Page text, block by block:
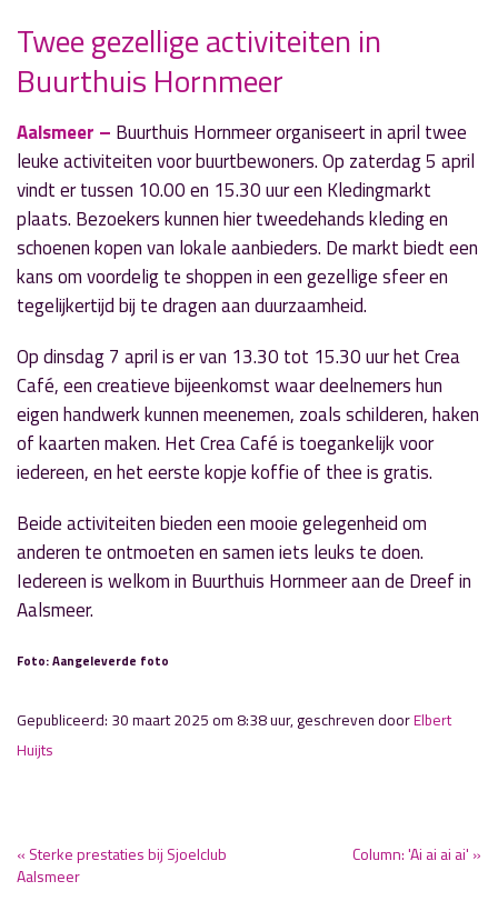
« Vorig nieuwsbericht
Sterke prestaties bij Sjoelclub Aalsmeer
30 maart 2025
» Volgend nieuwsbericht
Column: 'Ai ai ai ai'
30 maart 2025
Twee gezellige activiteiten in
Buurthuis Hornmeer
Aalsmeer – Buurthuis Hornmeer organiseert in april twee
leuke activiteiten voor buurtbewoners. Op zaterdag 5 april
vindt er tussen 10.00 en 15.30 uur een Kledingmarkt
plaats. Bezoekers kunnen hier tweedehands kleding en
schoenen kopen van lokale aanbieders. De markt biedt een
kans om voordelig te shoppen in een gezellige sfeer en
tegelijkertijd bij te dragen aan duurzaamheid.
Op dinsdag 7 april is er van 13.30 tot 15.30 uur het Crea
Café, een creatieve bijeenkomst waar deelnemers hun
eigen handwerk kunnen meenemen, zoals schilderen, haken
of kaarten maken. Het Crea Café is toegankelijk voor
iedereen, en het eerste kopje koffie of thee is gratis.
Beide activiteiten bieden een mooie gelegenheid om
anderen te ontmoeten en samen iets leuks te doen.
Iedereen is welkom in Buurthuis Hornmeer aan de Dreef in
Aalsmeer.
Foto: Aangeleverde foto
Gepubliceerd: 30 maart 2025 om 8:38 uur, geschreven doorElbert
Huijts
« Sterke prestaties bij Sjoelclub
Aalsmeer
Column: 'Ai ai ai ai' »